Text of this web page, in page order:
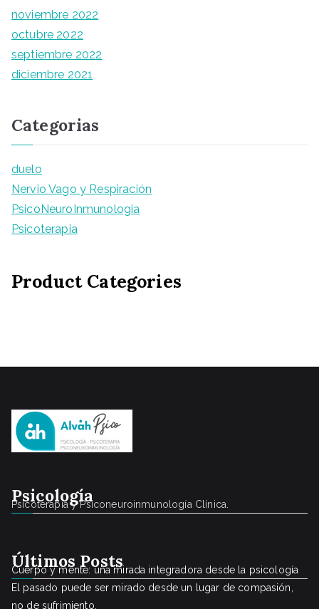
noviembre 2022
octubre 2022
septiembre 2022
diciembre 2021
Categorias
duelo
Nervio Vago y Respiración
PsicoNeuroInmunologia
Psicoterapia
Product Categories
Psicología
Psicoterapia y Psiconeuroinmunología Clínica.
Últimos Posts
Cuerpo y mente: una mirada integradora desde la psicología
El pasado puede ser mirado desde un lugar de compasión,
no de sufrimiento.